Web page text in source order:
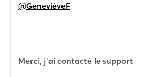
@GenevièveF
Merci, j'ai contacté le support